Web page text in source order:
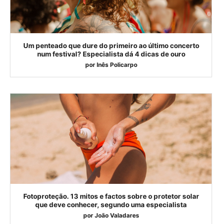
Um penteado que dure do primeiro ao último concerto
num festival? Especialista dá 4 dicas de ouro
por Inês Policarpo
Fotoproteção. 13 mitos e factos sobre o protetor solar
que deve conhecer, segundo uma especialista
por João Valadares